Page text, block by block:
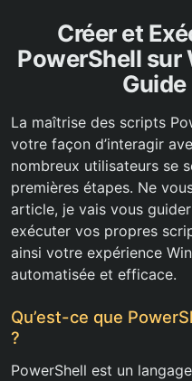
Créer et
PowerShell sur
La maîtrise des scripts
votre façon d’interagir
nombreux utilisateurs se
premières étapes. Ne
article, je vais vous
exécuter vos propres
ainsi votre expérience
automatisée et efficace.
Qu’est-ce que
?
PowerShell est un